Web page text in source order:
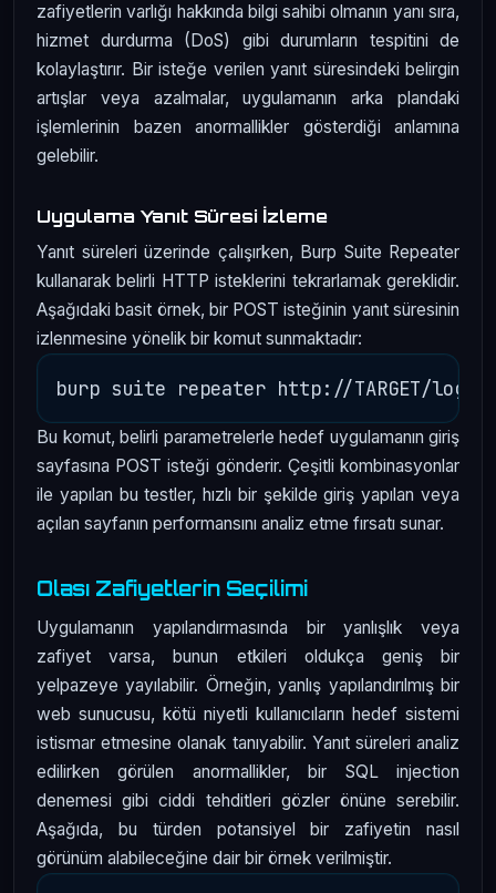
zafiyetlerin varlığı hakkında bilgi sahibi olmanın yanı sıra,
hizmet durdurma (DoS) gibi durumların tespitini de
kolaylaştırır. Bir isteğe verilen yanıt süresindeki belirgin
artışlar veya azalmalar, uygulamanın arka plandaki
işlemlerinin bazen anormallikler gösterdiği anlamına
gelebilir.
Uygulama Yanıt Süresi İzleme
Yanıt süreleri üzerinde çalışırken, Burp Suite Repeater
kullanarak belirli HTTP isteklerini tekrarlamak gereklidir.
Aşağıdaki basit örnek, bir POST isteğinin yanıt süresinin
izlenmesine yönelik bir komut sunmaktadır:
Bu komut, belirli parametrelerle hedef uygulamanın giriş
sayfasına POST isteği gönderir. Çeşitli kombinasyonlar
ile yapılan bu testler, hızlı bir şekilde giriş yapılan veya
açılan sayfanın performansını analiz etme fırsatı sunar.
Olası Zafiyetlerin Seçilimi
Uygulamanın yapılandırmasında bir yanlışlık veya
zafiyet varsa, bunun etkileri oldukça geniş bir
yelpazeye yayılabilir. Örneğin, yanlış yapılandırılmış bir
web sunucusu, kötü niyetli kullanıcıların hedef sistemi
istismar etmesine olanak tanıyabilir. Yanıt süreleri analiz
edilirken görülen anormallikler, bir SQL injection
denemesi gibi ciddi tehditleri gözler önüne serebilir.
Aşağıda, bu türden potansiyel bir zafiyetin nasıl
görünüm alabileceğine dair bir örnek verilmiştir.